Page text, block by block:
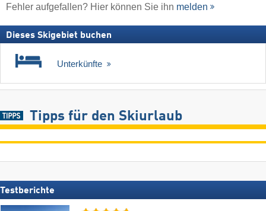
Fehler aufgefallen? Hier können Sie ihn melden
Dieses Skigebiet buchen
Unterkünfte
Tipps für den Skiurlaub
Testberichte